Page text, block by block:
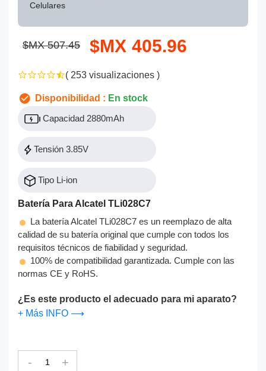
Celulares
$MX 507.45 $MX 405.96
( 253 visualizaciones )
Disponibilidad : En stock
Capacidad 2880mAh
Tensión 3.85V
Tipo Li-ion
Batería Para Alcatel TLi028C7
La batería Alcatel TLi028C7 es un reemplazo de alta
calidad de su batería original que cumple con todos los
requisitos técnicos de fiabilidad y seguridad.
100% de compatibilidad garantizada. Cumple con las
normas CE y RoHS.
¿Es este producto el adecuado para mi aparato?
+ Más INFO ⟶
- +